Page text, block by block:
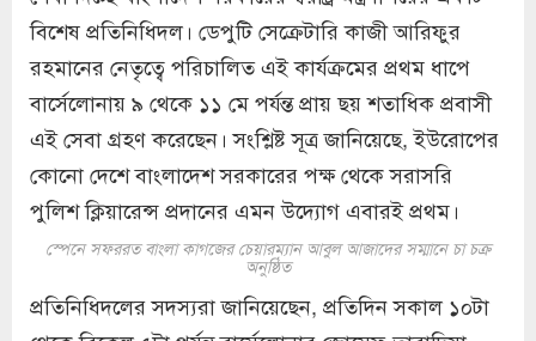
বিশেষ প্রতিনিধিদল। ডেপুটি সেক্রেটারি কাজী আরিফুর
রহমানের নেতৃত্বে পরিচালিত এই কার্যক্রমের প্রথম ধাপে
বার্সেলোনায় ৯ থেকে ১১ মে পর্যন্ত প্রায় ছয় শতাধিক প্রবাসী
এই সেবা গ্রহণ করেছেন। সংশ্লিষ্ট সূত্র জানিয়েছে, ইউরোপের
কোনো দেশে বাংলাদেশ সরকারের পক্ষ থেকে সরাসরি
পুলিশ ক্লিয়ারেন্স প্রদানের এমন উদ্যোগ এবারই প্রথম।
স্পেনে সফররত বাংলা কাগজের চেয়ারম্যান আবুল আজাদের সম্মানে চা চক্র
অনুষ্ঠিত
প্রতিনিধিদলের সদস্যরা জানিয়েছেন, প্রতিদিন সকাল ১০টা